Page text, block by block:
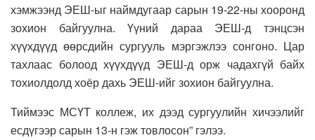
хэмжээнд ЭЕШ-ыг наймдугаар сарын 19-22-ны хооронд
зохион байгуулна. Үүний дараа ЭЕШ-д тэнцсэн
хүүхдүүд өөрсдийн сургууль мэргэжлээ сонгоно. Цар
тахлаас болоод хүүхдүүд ЭЕШ-д орж чадахгүй байх
тохиолдолд хоёр дахь ЭЕШ-ийг зохион байгуулна.
Тиймээс МСҮТ коллеж, их дээд сургуулийн хичээлийг
есдүгээр сарын 13-н гэж товлосон” гэлээ.